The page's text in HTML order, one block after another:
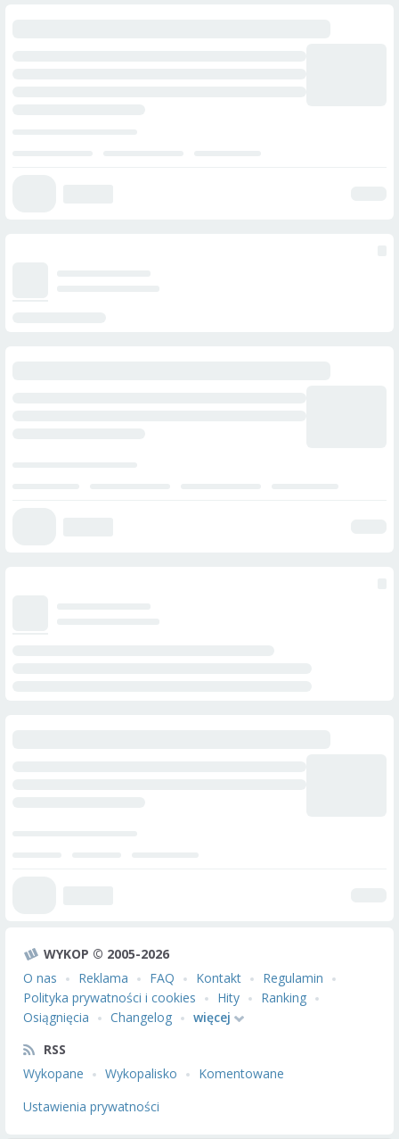
WYKOP © 2005-2026
O nas
Reklama FAQ Kontakt
Regulamin
Polityka prywatności i cookies
Hity
Ranking
Osiągnięcia
Changelog
więcej
RSS
Wykopane
Wykopalisko
Komentowane
Ustawienia prywatności